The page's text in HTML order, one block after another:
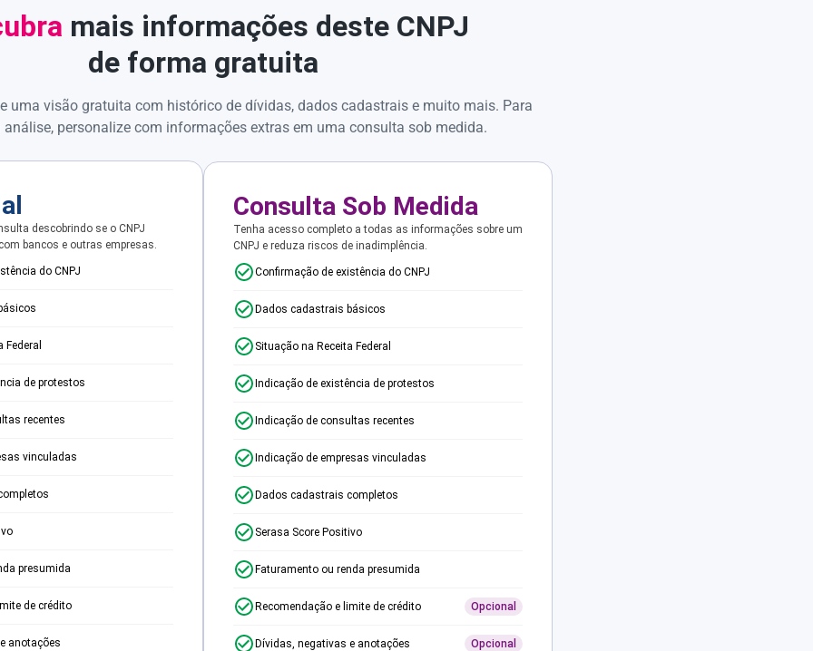
mais informações deste CNPJ
de forma gratuita
uma visão gratuita com histórico de dívidas, dados cadastrais e muito mais. Para
personalize com informações extras em uma consulta sob medida.
descobrindo se o CNPJ
bancos e outras empresas.
do CNPJ
Federal
de protestos
recentes
vinculadas
presumida
de crédito
anotações
Consulta Sob Medida
Tenha acesso completo a todas as informações sobre um
CNPJ e reduza riscos de inadimplência.
Confirmação de existência do CNPJ
Dados cadastrais básicos
Situação na Receita Federal
Indicação de existência de protestos
Indicação de consultas recentes
Indicação de empresas vinculadas
Dados cadastrais completos
Serasa Score Positivo
Faturamento ou renda presumida
Recomendação e limite de crédito Opcional
Dívidas, negativas e anotações Opcional